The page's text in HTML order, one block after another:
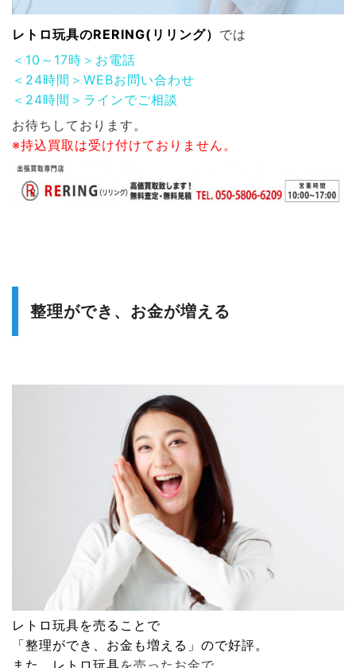
レトロ玩具のRERING(リリング） では
＜10～17時＞お電話
＜24時間＞WEBお問い合わせ
＜24時間＞ラインでご相談
お待ちしております。
※持込買取は受け付けておりません。
整理ができ、お金が増える
レトロ玩具を売ることで
「整理ができ、お金も増える」ので好評。